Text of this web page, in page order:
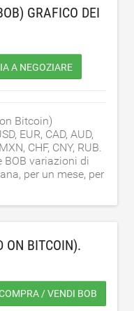
GRAFICO DEI
A NEGOZIARE
Bitcoin)
EUR, CAD, AUD,
CHF, CNY, RUB.
BOB variazioni di
per un mese, per
ON BITCOIN).
/ VENDI BOB